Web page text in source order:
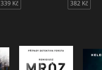
339 Kč 382 Kč